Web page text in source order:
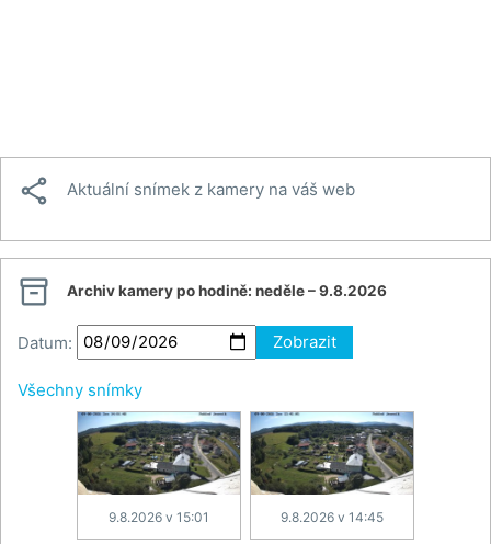
 Aktuální snímek z kamery na váš web
 Archiv kamery po hodině: neděle – 9.8.2026
Datum: Zobrazit
Všechny snímky
9.8.2026 v 15:01 9.8.2026 v 14:45